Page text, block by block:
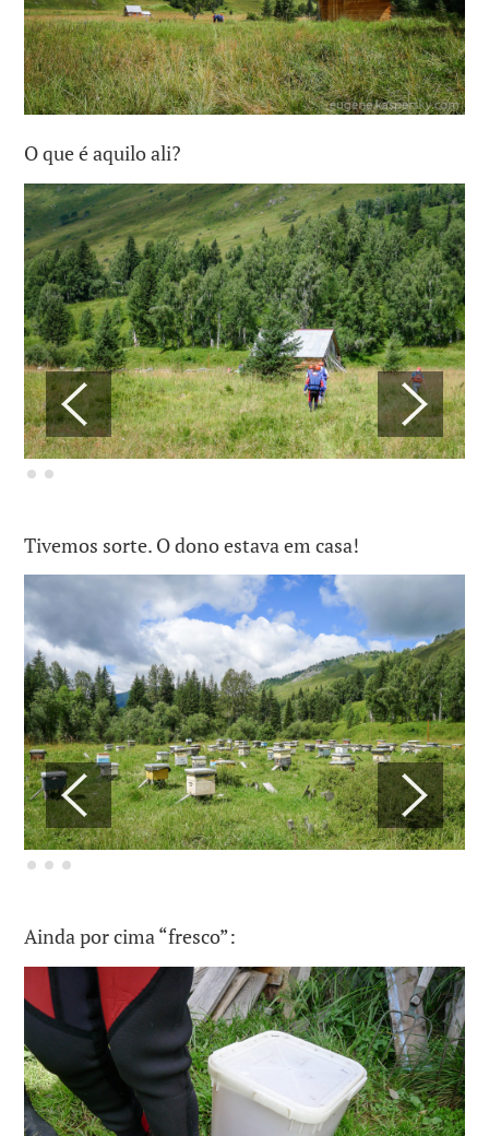
O que é aquilo ali?
Tivemos sorte. O dono estava em casa!
Ainda por cima “fresco”: